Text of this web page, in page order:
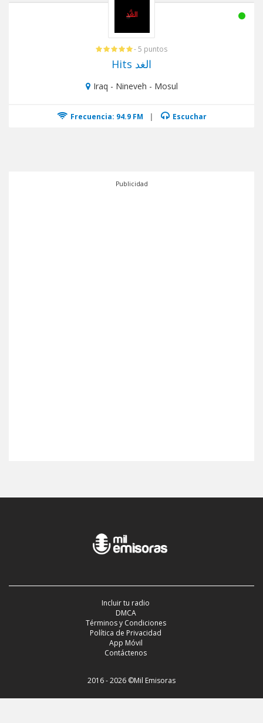
- 5 puntos
Hits الغد
Iraq - Nineveh - Mosul
Frecuencia: 94.9 FM | Escuchar
Publicidad
Incluir tu radio
DMCA
Términos y Condiciones
Política de Privacidad
App Móvil
Contáctenos
2016 - 2026 ©Mil Emisoras